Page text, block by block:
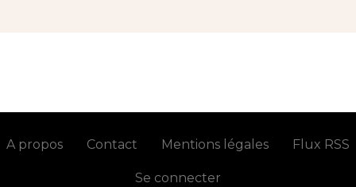
A propos Contact Mentions légales Flux RSS
Se connecter